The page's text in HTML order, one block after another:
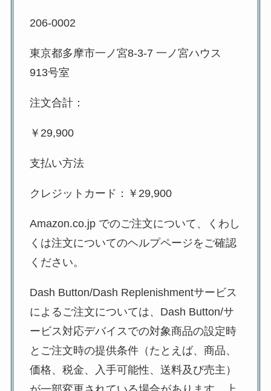
206-0002
東京都多摩市一ノ宮8-3-7 一ノ宮ハウス
913号室
注文合計：
￥29,900
支払い方法
クレジットカード：￥29,900
Amazon.co.jp でのご注文について、くわし
くは注文についてのヘルプページをご確認
ください。
Dash Button/Dash Replenishmentサービス
によるご注文については、Dash Button/サ
ービス対応デバイスでの対象商品の設定時
とご注文時の提供条件（たとえば、商品、
価格、税金、入手可能性、送料及び売主）